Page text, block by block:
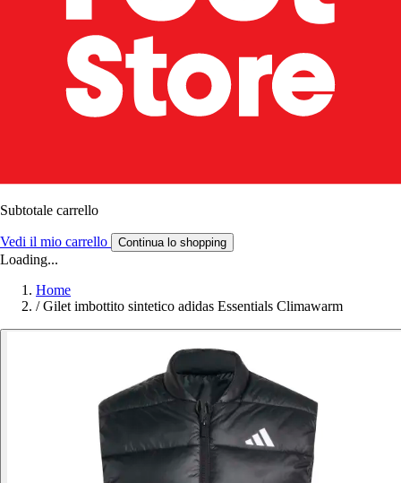
Subtotale carrello
Vedi il mio carrello Continua lo shopping
Loading...
Home
/ Gilet imbottito sintetico adidas Essentials Climawarm